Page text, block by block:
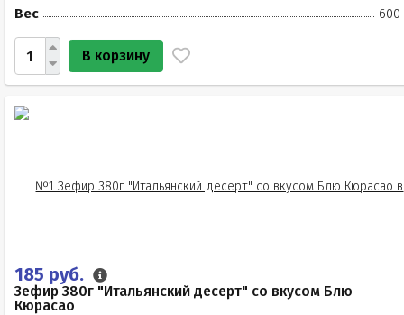
Вес
600
В корзину
185 руб.
Зефир 380г "Итальянский десерт" со вкусом Блю
Кюрасао